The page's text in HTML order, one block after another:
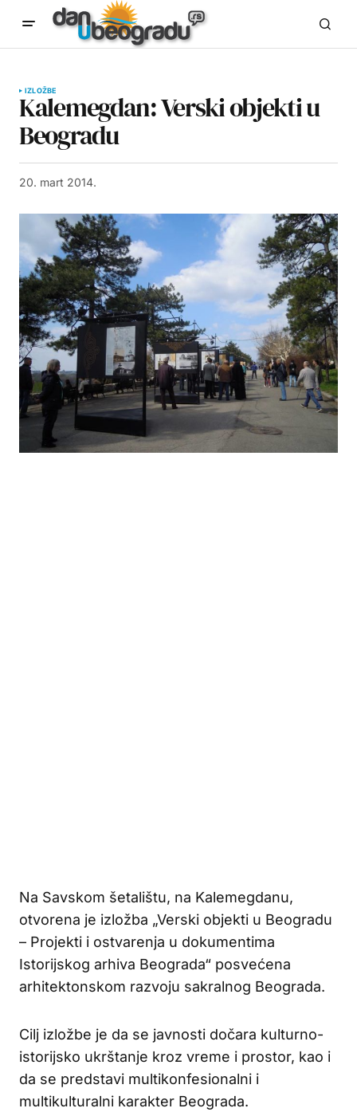
IZLOŽBE
Kalemegdan: Verski objekti u
Beogradu
20. mart 2014.
Na Savskom šetalištu, na Kalemegdanu,
otvorena je izložba „Verski objekti u Beogradu
– Projekti i ostvarenja u dokumentima
Istorijskog arhiva Beograda“ posvećena
arhitektonskom razvoju sakralnog Beograda.
Cilj izložbe je da se javnosti dočara kulturno-
istorijsko ukrštanje kroz vreme i prostor, kao i
da se predstavi multikonfesionalni i
multikulturalni karakter Beograda.